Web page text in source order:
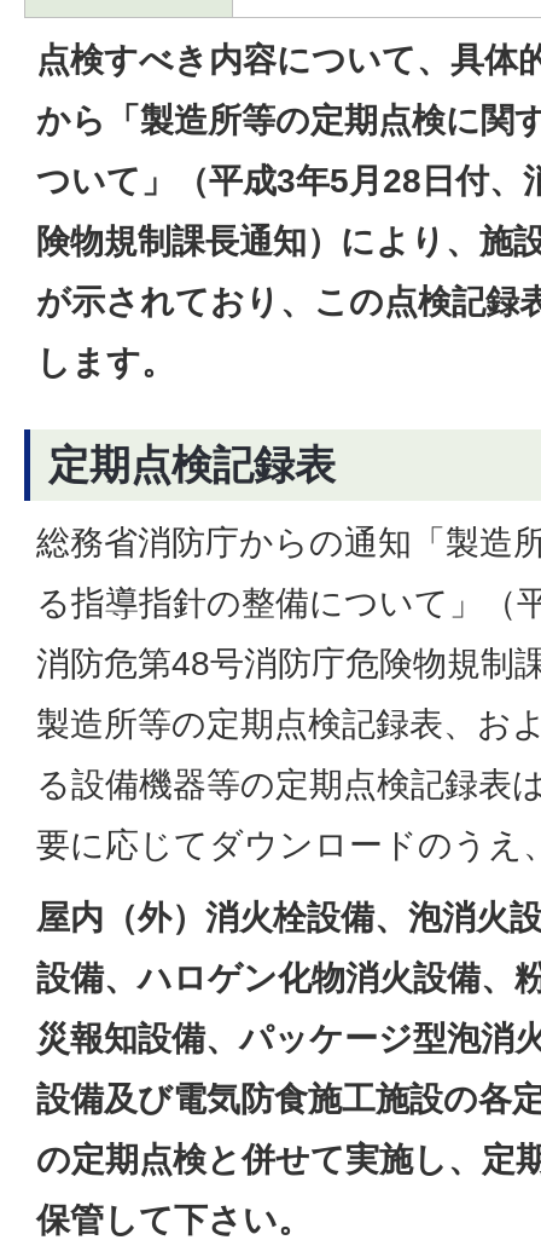
点検すべき内容について、具体
から「製造所等の定期点検に関
ついて」（平成3年5月28日付、
険物規制課長通知）により、施
が示されており、この点検記録
します。
定期点検記録表
総務省消防庁からの通知「製造
る指導指針の整備について」（
消防危第48号消防庁危険物規制
製造所等の定期点検記録表、お
る設備機器等の定期点検記録表
要に応じてダウンロードのうえ
屋内（外）消火栓設備、泡消火
設備、ハロゲン化物消火設備、
災報知設備、パッケージ型泡消
設備及び電気防食施工施設の各
の定期点検と併せて実施し、定
保管して下さい。